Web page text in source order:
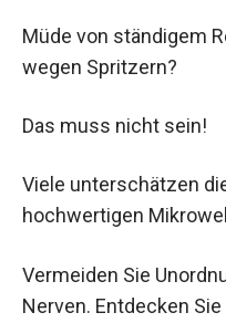
Müde von ständigem
wegen Spritzern?
Das muss nicht sein!
Viele unterschätzen
hochwertigen
Vermeiden Sie
Nerven. Entdecken